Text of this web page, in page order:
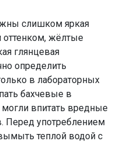
слишком яркая
оттенком, жёлтые
глянцевая
определить
в лабораторных
бахчевые в
впитать вредные
Перед употреблением
теплой водой с